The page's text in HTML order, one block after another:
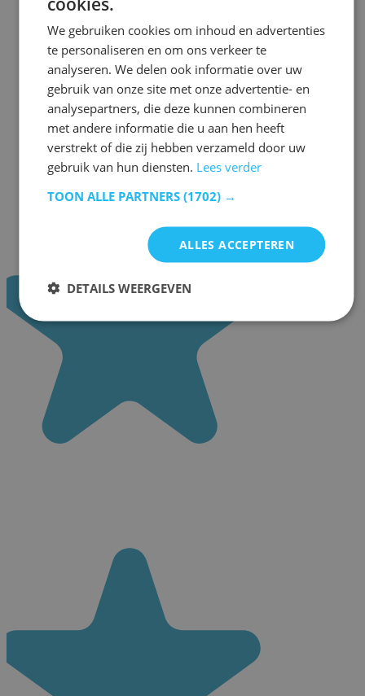
We gebruiken cookies om inhoud en advertenties
te personaliseren en om ons verkeer te
analyseren. We delen ook informatie over uw
gebruik van onze site met onze advertentie- en
analysepartners, die deze kunnen combineren
met andere informatie die u aan hen heeft
verstrekt of die zij hebben verzameld door uw
gebruik van hun diensten. Lees verder
TOON ALLE PARTNERS (1702) →
ALLES ACCEPTEREN
DETAILS WEERGEVEN